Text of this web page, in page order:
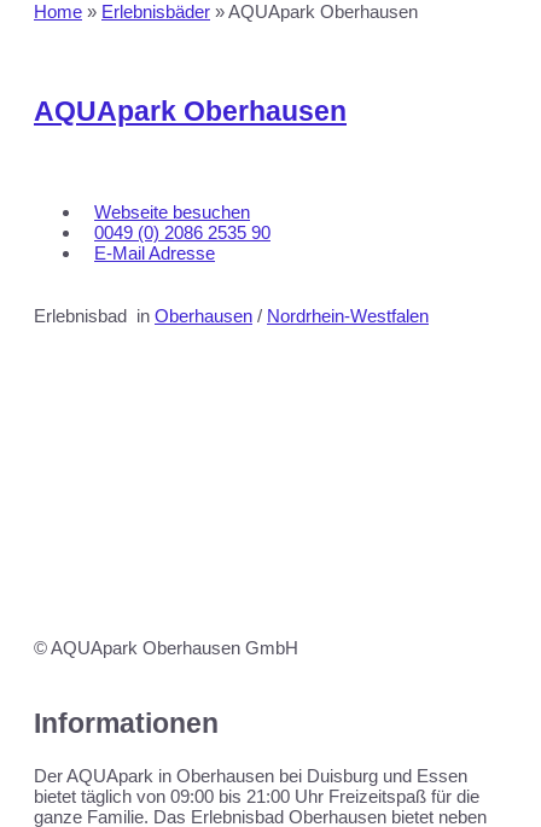
Home » Erlebnisbäder »AQUApark Oberhausen
AQUApark Oberhausen
Webseite besuchen
0049 (0) 2086 2535 90
E-Mail Adresse
Erlebnisbad in Oberhausen / Nordrhein-Westfalen
© AQUApark Oberhausen GmbH
Informationen
Der AQUApark in Oberhausen bei Duisburg und Essen
bietet täglich von 09:00 bis 21:00 Uhr Freizeitspaß für die
ganze Familie. Das Erlebnisbad Oberhausen bietet neben